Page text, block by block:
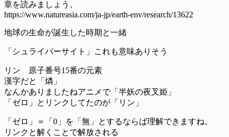
章を読みましょう。
https://www.natureasia.com/ja-jp/earth-env/research/13622
地球の生命が誕生した時期と一緒
「シュライバーサイト」これも意味ありそう
リン 原子番号15番の元素
漢字だと「燐」
なんかありましたねアニメで「半妖の夜叉姫」
「ゼロ」とリンクしてたのが「リン」
「ゼロ」＝「0」を「無」とするならば理解できますね。
リンクと解くことで解放される